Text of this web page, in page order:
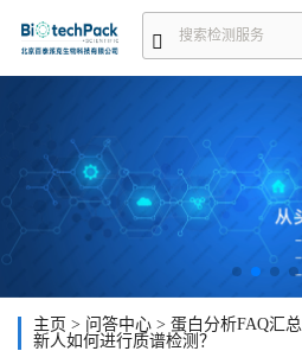
主页 > 问答中心 > 蛋白分析FAQ汇总
新人如何进行质谱检测？